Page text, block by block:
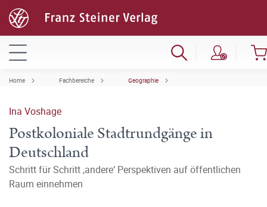
Home Fachbereiche Geographie
Ina Voshage
Postkoloniale Stadtrundgänge in
Deutschland
Schritt für Schritt ‚andere‘ Perspektiven auf öffentlichen
Raum einnehmen